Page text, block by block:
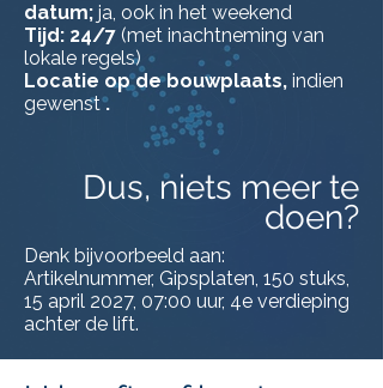
datum; ja, ook in het weekend
Tijd: 24/7 (met inachtneming van
lokale regels)
Locatie op de bouwplaats, indien
gewenst.
Dus, niets meer te
doen?
Denk bijvoorbeeld aan:
Artikelnummer, Gipsplaten, 150 stuks,
15 april 2027, 07:00 uur, 4e verdieping
achter de lift.